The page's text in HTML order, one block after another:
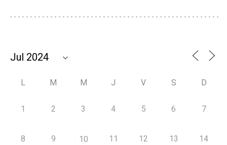
L M M J V S D
1 2 3 4 5 6 7
8 9 10 11 12 13 14